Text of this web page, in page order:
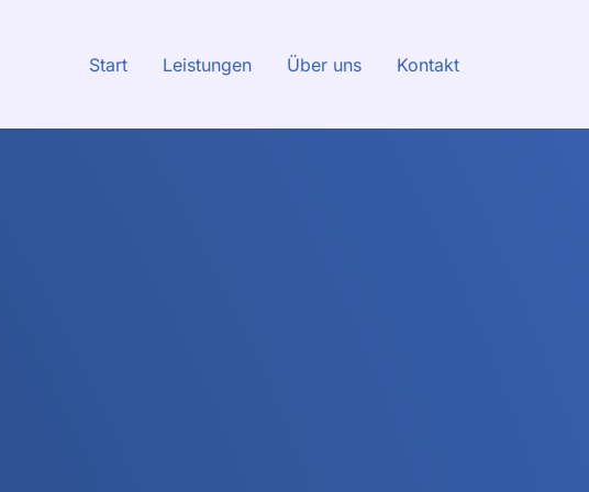
Start Leistungen Über uns Kontakt